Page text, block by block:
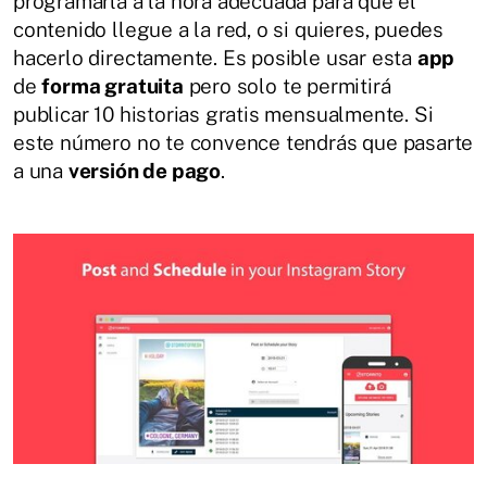
contenido llegue a la red, o si quieres, puedes
hacerlo directamente. Es posible usar esta app
deforma gratuita pero solo te permitirá
publicar 10 historias gratis mensualmente. Si
este número no te convence tendrás que pasarte
a una versión de pago.